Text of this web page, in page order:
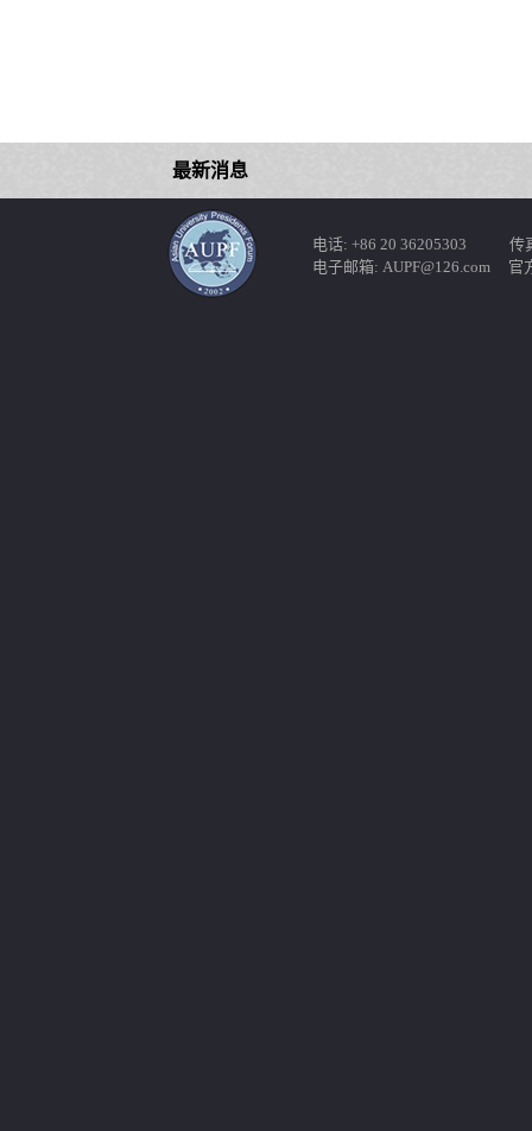
最新消息
电话: +86 20 36205303 传真
电子邮箱: AUPF@126.com 官